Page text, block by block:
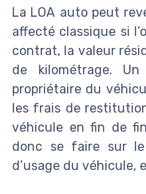
La LOA auto peut
affecté classique si
contrat, la valeur
de kilométrage.
propriétaire du
les frais de
véhicule en fin de
donc se faire sur
d’usage du véhicule,